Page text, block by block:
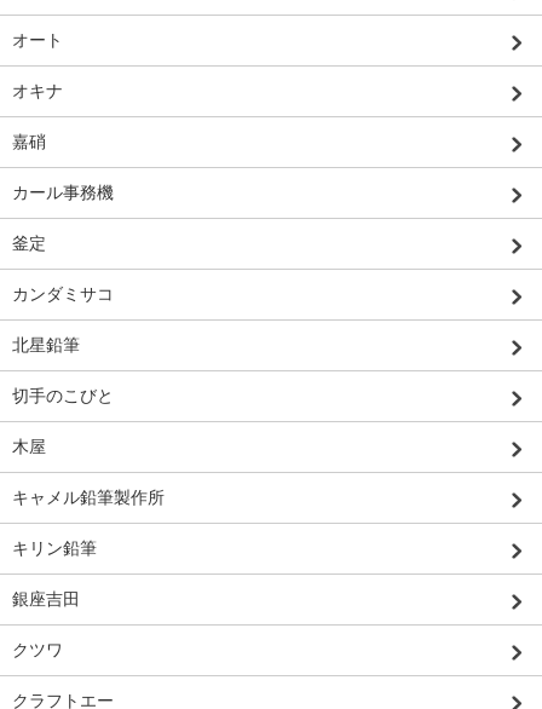
オート
オキナ
嘉硝
カール事務機
釜定
カンダミサコ
北星鉛筆
切手のこびと
木屋
キャメル鉛筆製作所
キリン鉛筆
銀座吉田
クツワ
クラフトエー